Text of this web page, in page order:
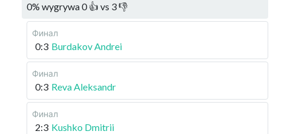
0% wygrywa0👍 vs 3👎
Финал
0:3 Burdakov Andrei
Финал
0:3 Reva Aleksandr
Финал
2:3 Kushko Dmitrii